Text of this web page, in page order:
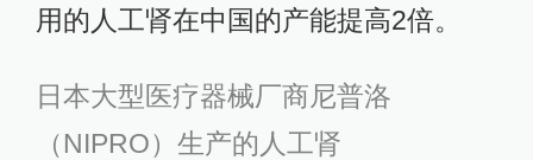
用的人工肾在中国的产能提高2倍。
日本大型医疗器械厂商尼普洛
（NIPRO）生产的人工肾